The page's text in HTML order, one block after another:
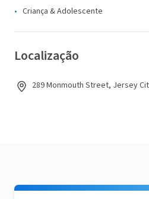
Criança & Adolescente
Localização
289 Monmouth Street, Jersey